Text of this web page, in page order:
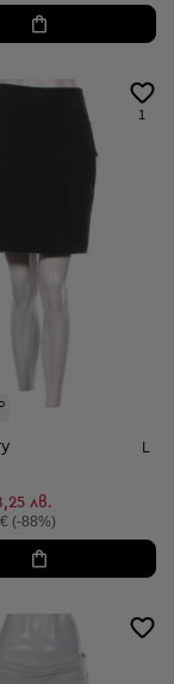
1
L
лв.
цена:
(-88%)